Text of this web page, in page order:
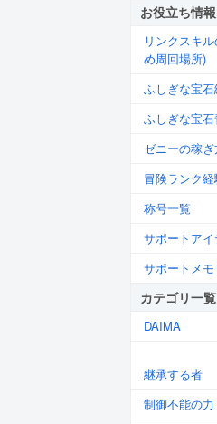
お役立ち情報
リンクスキ
め周回場所)
ふしぎな宝
ふしぎな宝
ゼニーの稼
冒険ランク
称号一覧
サポートア
サポートメ
カテゴリ一覧
DAIMA
継承する者
制御不能の力